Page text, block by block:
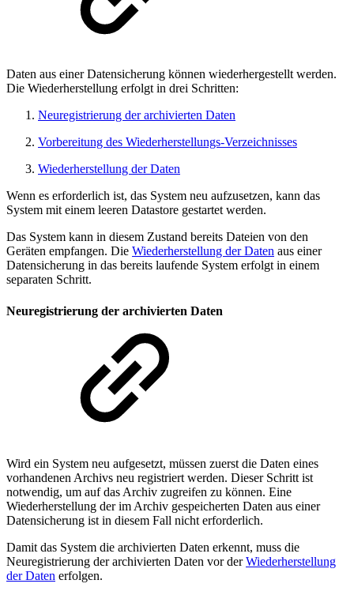
Daten aus einer Datensicherung können wiederhergestellt werden.
Die Wiederherstellung erfolgt in drei Schritten:
Neuregistrierung der archivierten Daten
Vorbereitung des Wiederherstellungs-Verzeichnisses
Wiederherstellung der Daten
Wenn es erforderlich ist, das System neu aufzusetzen, kann das
System mit einem leeren Datastore gestartet werden.
Das System kann in diesem Zustand bereits Dateien von den
Geräten empfangen. Die Wiederherstellung der Daten aus einer
Datensicherung in das bereits laufende System erfolgt in einem
separaten Schritt.
Neuregistrierung der archivierten Daten
Wird ein System neu aufgesetzt, müssen zuerst die Daten eines
vorhandenen Archivs neu registriert werden. Dieser Schritt ist
notwendig, um auf das Archiv zugreifen zu können. Eine
Wiederherstellung der im Archiv gespeicherten Daten aus einer
Datensicherung ist in diesem Fall nicht erforderlich.
Damit das System die archivierten Daten erkennt, muss die
Neuregistrierung der archivierten Daten vor derWiederherstellung
der Daten erfolgen.